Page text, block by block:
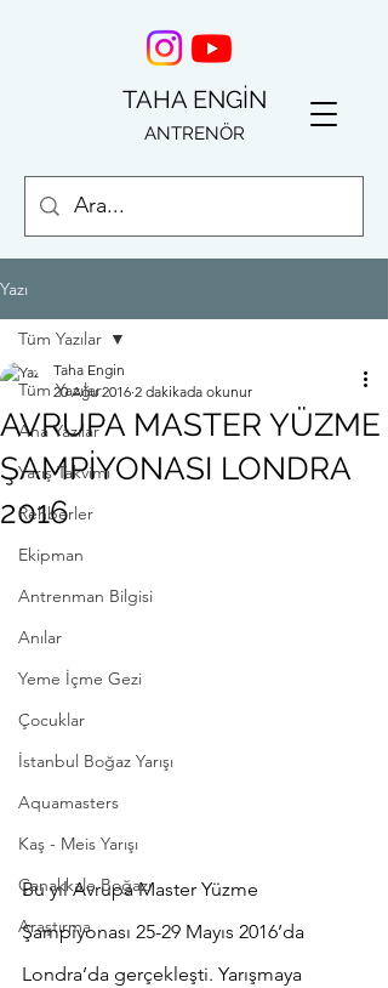
TAHA ENGİN
ANTRENÖR
Yazı
Tüm Yazılar
Ana Yazılar
Yarış Takvimi
Rehberler
Ekipman
Antrenman Bilgisi
Anılar
Yeme İçme Gezi
Çocuklar
İstanbul Boğaz Yarışı
Aquamasters
Kaş - Meis Yarışı
Çanakkale Boğazı
Araştırma
Tüm Yazılar
AVRUPA MASTER YÜZME
ŞAMPİYONASI LONDRA
2016
Taha Engin
20 Ağu 2016 2 dakikada okunur
Bu yıl Avrupa Master Yüzme
Şampiyonası 25-29 Mayıs 2016’da
Londra’da gerçekleşti. Yarışmaya